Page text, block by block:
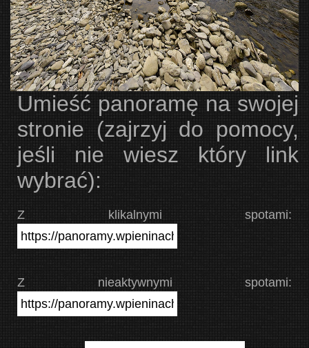
Umieść panoramę na swojej
stronie (zajrzyj do pomocy,
jeśli nie wiesz który link
wybrać):
Z klikalnymi spotami:
Z nieaktywnymi spotami: